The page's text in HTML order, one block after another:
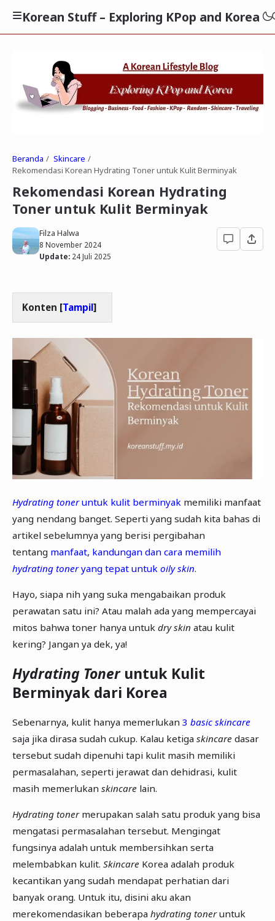
Korean Stuff – Exploring KPop and Korea
Beranda
Skincare
Rekomendasi Korean Hydrating Toner untuk Kulit Berminyak
Rekomendasi Korean Hydrating
Toner untuk Kulit Berminyak
Filza Halwa
8 November 2024
Update: 24 Juli 2025
Konten [Tampil]
Hydrating toneruntuk kulit berminyak memiliki manfaat
yang nendang banget. Seperti yang sudah kita bahas di
artikel sebelumnya yang berisi pergibahan
tentang manfaat, kandungan dan cara memilih
hydrating toneryang tepat untuk oily skin.
Hayo, siapa nih yang suka mengabaikan produk
perawatan satu ini? Atau malah ada yang mempercayai
mitos bahwa toner hanya untuk dry skin atau kulit
kering? Jangan ya dek, ya!
Hydrating Toneruntuk Kulit
Berminyak dari Korea
Sebenarnya, kulit hanya memerlukan 3 basic skincare
saja jika dirasa sudah cukup. Kalau ketiga skincare dasar
tersebut sudah dipenuhi tapi kulit masih memiliki
permasalahan, seperti jerawat dan dehidrasi, kulit
masih memerlukan skincare lain.
Hydrating tonermerupakan salah satu produk yang bisa
mengatasi permasalahan tersebut. Mengingat
fungsinya adalah untuk membersihkan serta
melembabkan kulit. Skincare Korea adalah produk
kecantikan yang sudah mendapat perhatian dari
banyak orang. Untuk itu, disini aku akan
merekomendasikan beberapa hydrating toneruntuk